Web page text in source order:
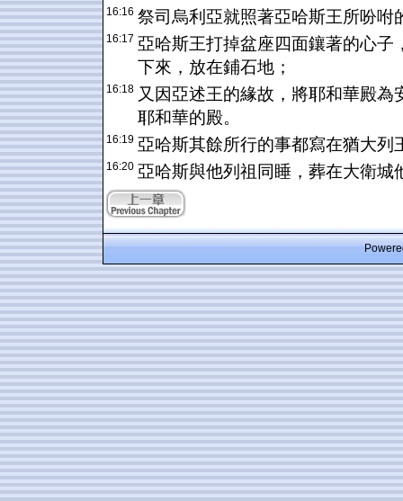
16:16 祭司烏利亞就照著亞哈斯王所吩咐
16:17 亞哈斯王打掉盆座四面鑲著的心
下來，放在鋪石地；
16:18 又因亞述王的緣故，將耶和華殿
耶和華的殿。
16:19 亞哈斯其餘所行的事都寫在猶大列
16:20 亞哈斯與他列祖同睡，葬在大衛